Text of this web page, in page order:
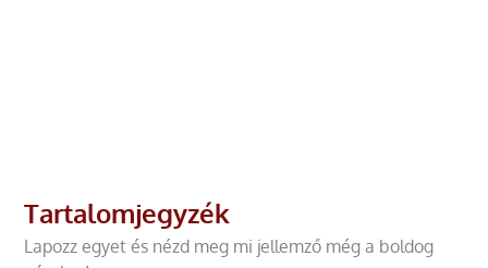
Tartalomjegyzék
Lapozz egyet és nézd meg mi jellemző még a boldog